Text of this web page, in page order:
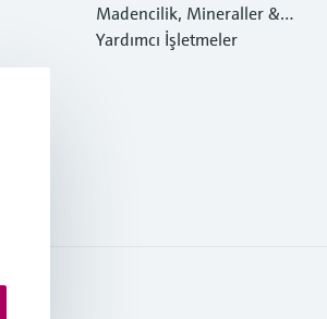
Madencilik, Mineraller &
Metaller
Yardımcı İşletmeler